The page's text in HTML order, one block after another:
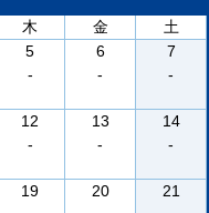
木 金
土
5
-
6
-
7
-
12
-
13
-
14
-
19
20
21